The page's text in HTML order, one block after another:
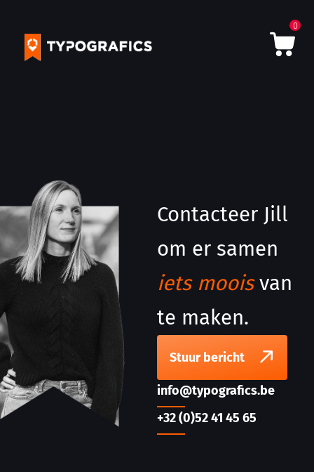
0
Contacteer Jill
om er samen
iets mooisvan
te maken.
Stuur bericht
info@typografics.be
+32 (0)52 41 45 65